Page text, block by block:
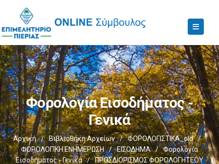
Φορολογία Εισοδήματος -
Γενικά
Αρχική / Βιβλιοθήκη Αρχείων / ΦΟΡΟΛΟΓΙΣΤΙΚΑ_old
/
ΦΟΡΟΛΟΓΙΚΗ ΕΝΗΜΕΡΩΣΗ
/ ΕΙΣΟΔΗΜΑ /
Φορολογία
Εισοδήματος - Γενικά
/
ΠΡΟΣΔΙΟΡΙΣΜΟΣ ΦΟΡΟΛΟΓΗΤΕΟΥ